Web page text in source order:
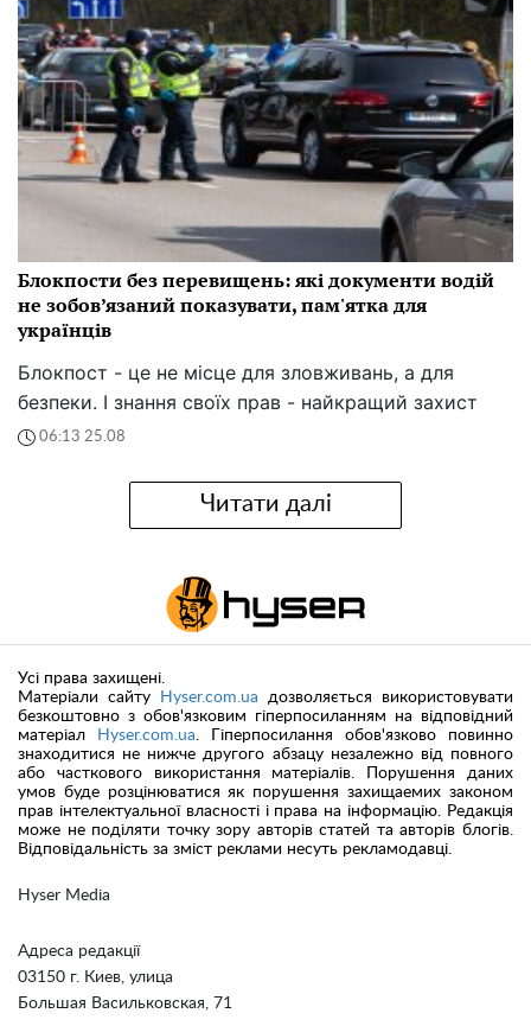
Блокпости без перевищень: які документи водій
не зобов’язаний показувати, пам'ятка для
українців
Блокпост - це не місце для зловживань, а для
безпеки. І знання своїх прав - найкращий захист
06:13 25.08
Читати далі
Hyser Media
Адреса редакції
03150 г. Киев, улица
Большая Васильковская, 71
Усі права захищені.
Матеріали сайту
Hyser.com.ua дозволяється використовувати
безкоштовно з обов'язковим гіперпосиланням на відповідний
матеріал
Hyser.com.ua . Гіперпосилання обов'язково повинно
знаходитися не нижче другого абзацу незалежно від повного
або часткового використання матеріалів. Порушення даних
умов буде розцінюватися як порушення захищаемих законом
прав інтелектуальної власності і права на інформацію. Редакція
може не поділяти точку зору авторів статей та авторів блогів.
Відповідальність за зміст реклами несуть рекламодавці.